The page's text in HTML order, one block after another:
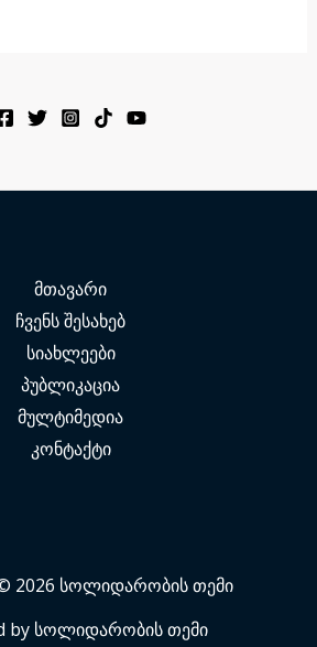
მთავარი
ჩვენს შესახებ
სიახლეები
პუბლიკაცია
მულტიმედია
კონტაქტი
2026 სოლიდარობის თემი
by სოლიდარობის თემი